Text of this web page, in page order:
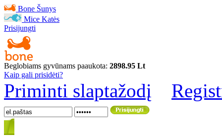
Bone Šunys
Mice Katės
Prisijungti
Beglobiams gyvūnams paaukota: 2898.95 Lt
Kaip gali prisidėti?
Priminti slaptažodį